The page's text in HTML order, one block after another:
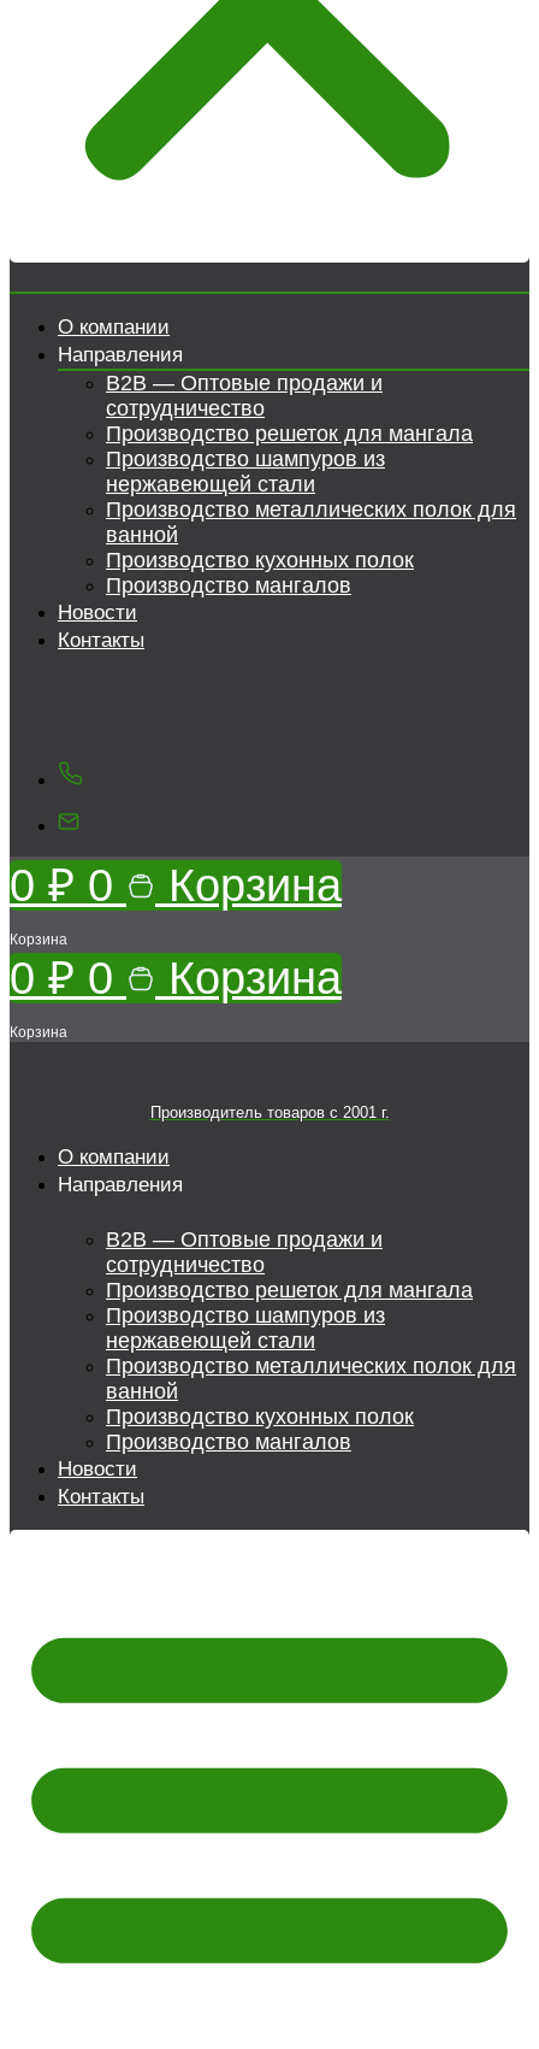
О компании
Направления
B2B — Оптовые продажи и
сотрудничество
Производство решеток для мангала
Производство шампуров из
нержавеющей стали
Производство металлических полок для
ванной
Производство кухонных полок
Производство мангалов
Новости
Контакты
0 ₽ 0 Корзина
Корзина
0 ₽ 0 Корзина
Корзина
Производитель товаров c 2001 г.
О компании
Направления
B2B — Оптовые продажи и
сотрудничество
Производство решеток для мангала
Производство шампуров из
нержавеющей стали
Производство металлических полок для
ванной
Производство кухонных полок
Производство мангалов
Новости
Контакты